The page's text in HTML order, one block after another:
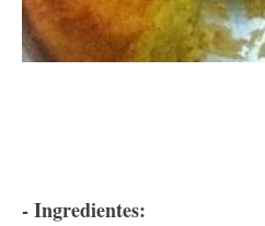
- Ingredientes: